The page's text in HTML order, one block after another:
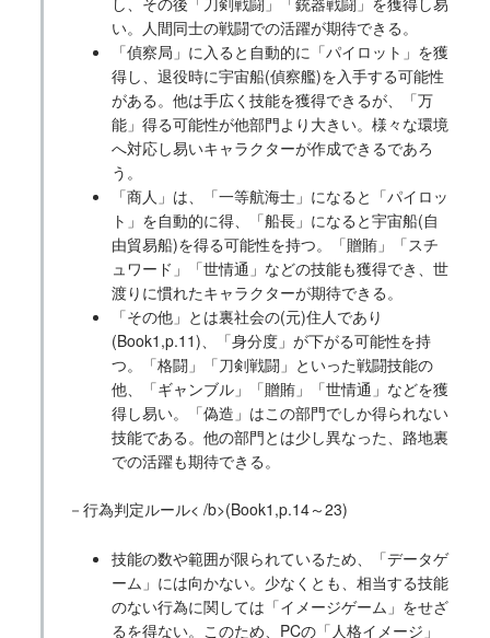
い。人間同士の戦闘での活躍が期待できる。
「偵察局」に入ると自動的に「パイロット」を獲
得し、退役時に宇宙船(偵察艦)を入手する可能性
がある。他は手広く技能を獲得できるが、「万
能」得る可能性が他部門より大きい。様々な環境
へ対応し易いキャラクターが作成できるであろ
う。
「商人」は、「一等航海士」になると「パイロッ
ト」を自動的に得、「船長」になると宇宙船(自
由貿易船)を得る可能性を持つ。「贈賄」「スチ
ュワード」「世情通」などの技能も獲得でき、世
渡りに慣れたキャラクターが期待できる。
「その他」とは裏社会の(元)住人であり
(Book1,p.11)、「身分度」が下がる可能性を持
つ。「格闘」「刀剣戦闘」といった戦闘技能の
他、「ギャンブル」「贈賄」「世情通」などを獲
得し易い。「偽造」はこの部門でしか得られない
技能である。他の部門とは少し異なった、路地裏
での活躍も期待できる。
－行為判定ルール< /b>(Book1,p.14～23)
技能の数や範囲が限られているため、「データゲ
ーム」には向かない。少なくとも、相当する技能
のない行為に関しては「イメージゲーム」をせざ
るを得ない。このため、PCの「人格イメージ」